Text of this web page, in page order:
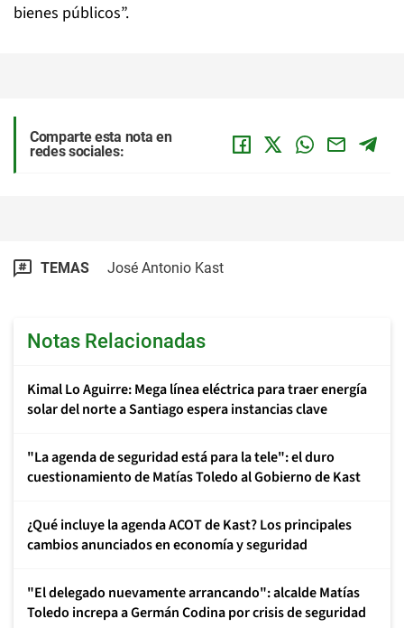
bienes públicos”.
Comparte esta nota en
redes sociales:
TEMAS José Antonio Kast
Notas Relacionadas
Kimal Lo Aguirre: Mega línea eléctrica para traer energía
solar del norte a Santiago espera instancias clave
"La agenda de seguridad está para la tele": el duro
cuestionamiento de Matías Toledo al Gobierno de Kast
¿Qué incluye la agenda ACOT de Kast? Los principales
cambios anunciados en economía y seguridad
"El delegado nuevamente arrancando": alcalde Matías
Toledo increpa a Germán Codina por crisis de seguridad